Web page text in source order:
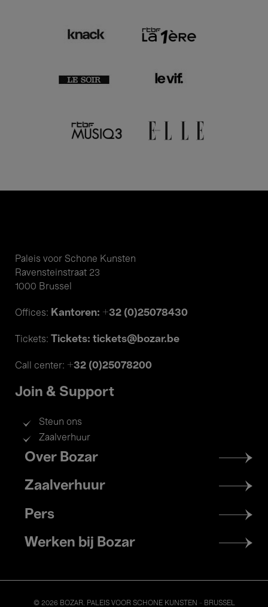
Paleis voor Schone Kunsten
Ravensteinstraat 23
1000 Brussel
Offices: Kantoren: +32 (0)25078430
Tickets: Tickets: tickets@bozar.be
Call center: +32 (0)25078200
Join & Support
Steun ons
Zaalverhuur
Footer
menu
Over Bozar
Zaalverhuur
Pers
Werken bij Bozar
© 2026 BOZAR. PALEIS VOOR SCHONE KUNSTEN - BRUSSEL